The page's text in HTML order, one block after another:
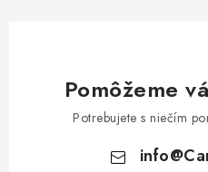
Pomôžeme
Potrebujete s niečím
info@